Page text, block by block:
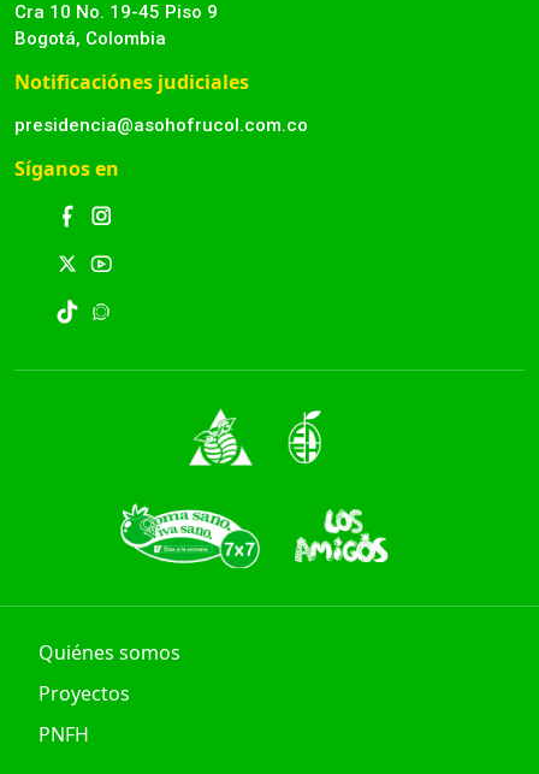
Cra 10 No. 19-45 Piso 9
Bogotá, Colombia
Notificaciónes judiciales
presidencia@asohofrucol.com.co
Síganos en
Quiénes somos
Proyectos
PNFH